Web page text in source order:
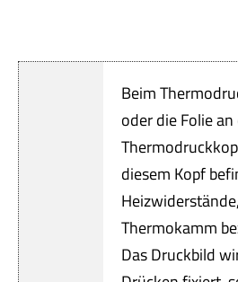
Beim
oder die Folie
diesem Kopf
Thermokamm
Das Druckbild